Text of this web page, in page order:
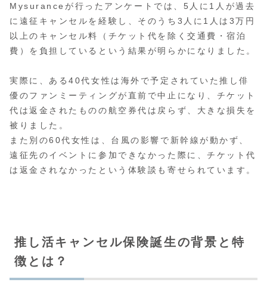
Mysuranceが行ったアンケートでは、5人に1人が過去
に遠征キャンセルを経験し、そのうち3人に1人は3万円
以上のキャンセル料（チケット代を除く交通費・宿泊
費）を負担しているという結果が明らかになりました。
実際に、ある40代女性は海外で予定されていた推し俳
優のファンミーティングが直前で中止になり、チケット
代は返金されたものの航空券代は戻らず、大きな損失を
被りました。
また別の60代女性は、台風の影響で新幹線が動かず、
遠征先のイベントに参加できなかった際に、チケット代
は返金されなかったという体験談も寄せられています。
推し活キャンセル保険誕生の背景と特
徴とは？